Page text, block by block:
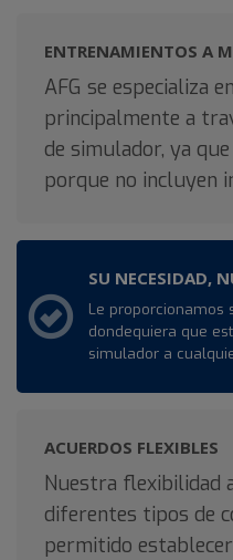
ENTRENAMIENTOS A
AFG se especializa
principalmente a
de simulador, ya
porque no incluyen
SU NECESIDAD,
Le proporcionamos
dondequiera que
simulador a
ACUERDOS FLEXIBLES
Nuestra flexibilidad
diferentes tipos de
permitido